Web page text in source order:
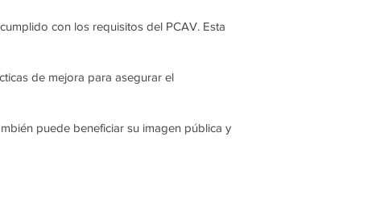
con los requisitos del PCAV. Esta
de mejora para asegurar el
puede beneficiar su imagen pública y